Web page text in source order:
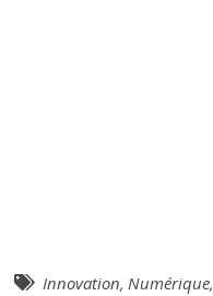
Innovation, Numérique,